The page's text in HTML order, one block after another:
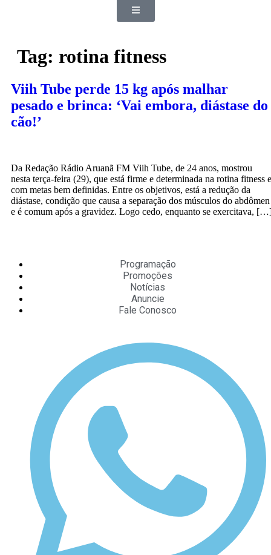
Tag: rotina fitness
Viih Tube perde 15 kg após malhar
pesado e brinca: ‘Vai embora, diástase do
cão!’
Da Redação Rádio Aruanã FM Viih Tube, de 24 anos, mostrou
nesta terça-feira (29), que está firme e determinada na rotina fitness e
com metas bem definidas. Entre os objetivos, está a redução da
diástase, condição que causa a separação dos músculos do abdômen
e é comum após a gravidez. Logo cedo, enquanto se exercitava,
Programação
Promoções
Notícias
Anuncie
Fale Conosco